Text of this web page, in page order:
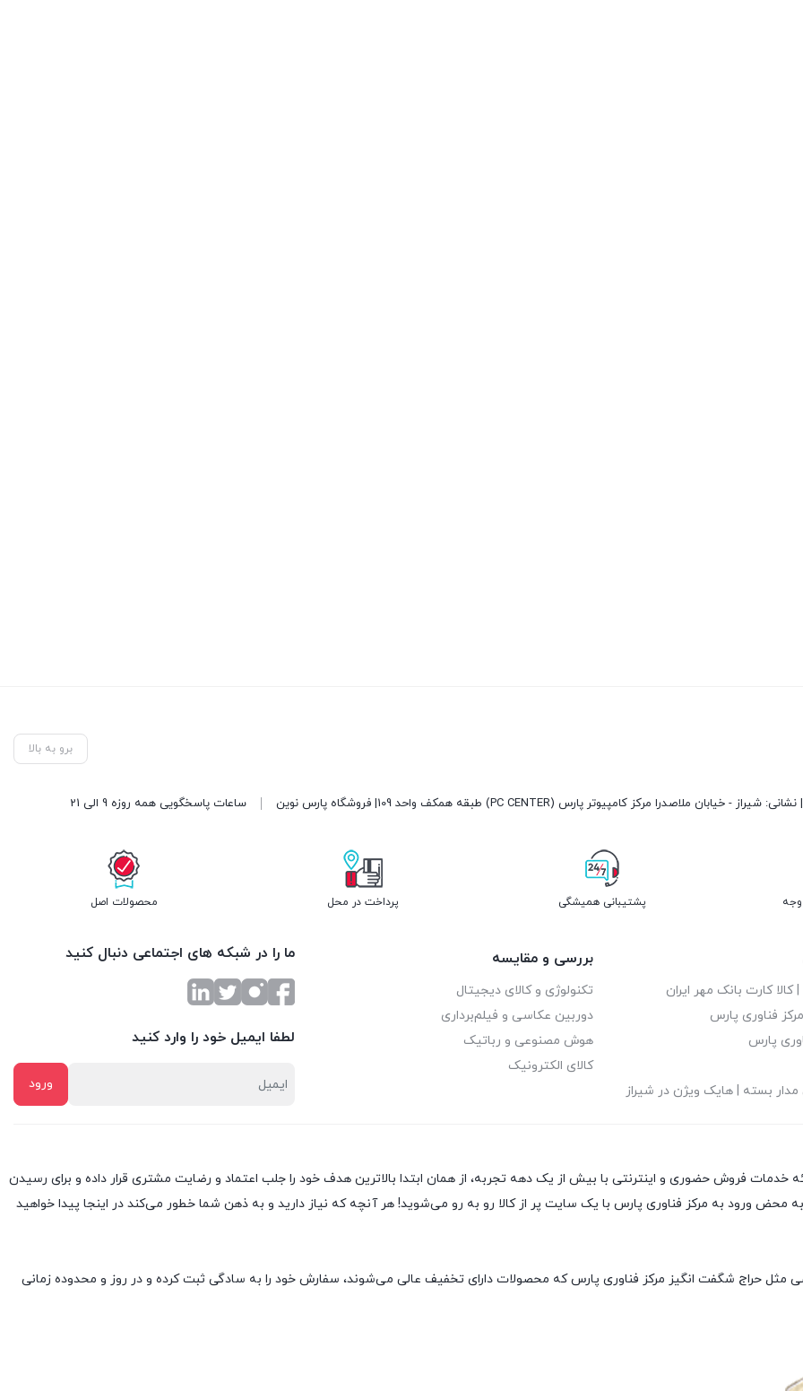
برو به بالا
ساعات پاسخگویی همه روزه 9 الی 21
پشتیبانی همیشگی پرداخت در محل محصولات اصل
| کالا کارت بانک مهر ایران
فناوری پارس
پارس
مدار بسته | هایک ویژن در شیراز
بررسی و مقایسه
تکنولوژی و کالای دیجیتال
دوربین عکاسی و فیلم‌برداری
هوش مصنوعی و رباتیک
کالای الکترونیک
ما را در شبکه های اجتماعی دنبال کنید
لطفا ایمیل خود را وارد کنید
متعال و به نیت ارائه خدمات فروش حضوری و اینترنتی با بیش از یک دهه تجربه، از همان ابتدا بالاترین هدف خود را جلب اعتماد و رضایت مشتری قرار داده و براى رسیدن
ورود به مرکز فناوری پارس با یک سایت پر از کالا رو به رو می‌شوید! هر آنچه که نیاز دارید و به ذهن شما خطور می‌کند در اینجا پیدا خواهید
مثل حراج شگفت انگیز مرکز فناوری پارس که محصولات دارای تخفیف عالی می‌شوند، سفارش خود را به سادگی ثبت کرده و در روز و محدوده زمانی